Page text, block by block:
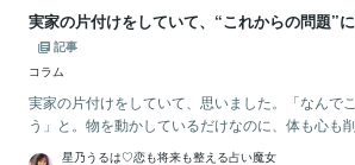
実家の片付けをしていて、“これからの問題”
記事
コラム
実家の片付けをしていて、思いました。「なんで
う」と。物を動かしているだけなのに、体も心も
星乃うるは♡恋も将来も整える占い魔女